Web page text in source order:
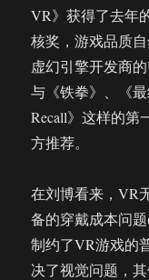
VR》获得了去年
核奖，游戏品质
虚幻引擎开发商的
与《铁拳》、《
Recall》这样的第
方推荐。
在刘博看来，VR
备的穿戴成本问
制约了VR游戏的
决了视觉问题，